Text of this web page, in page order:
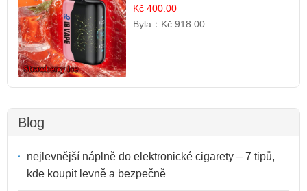
Kč 400.00
Byla： Kč 918.00
Blog
nejlevnější náplně do elektronické cigarety – 7 tipů,
kde koupit levně a bezpečně